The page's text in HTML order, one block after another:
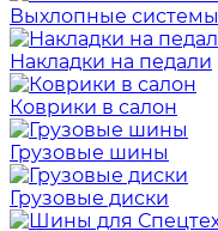
Выхлопные системы
Накладки на педали
Коврики в салон
Грузовые шины
Грузовые диски